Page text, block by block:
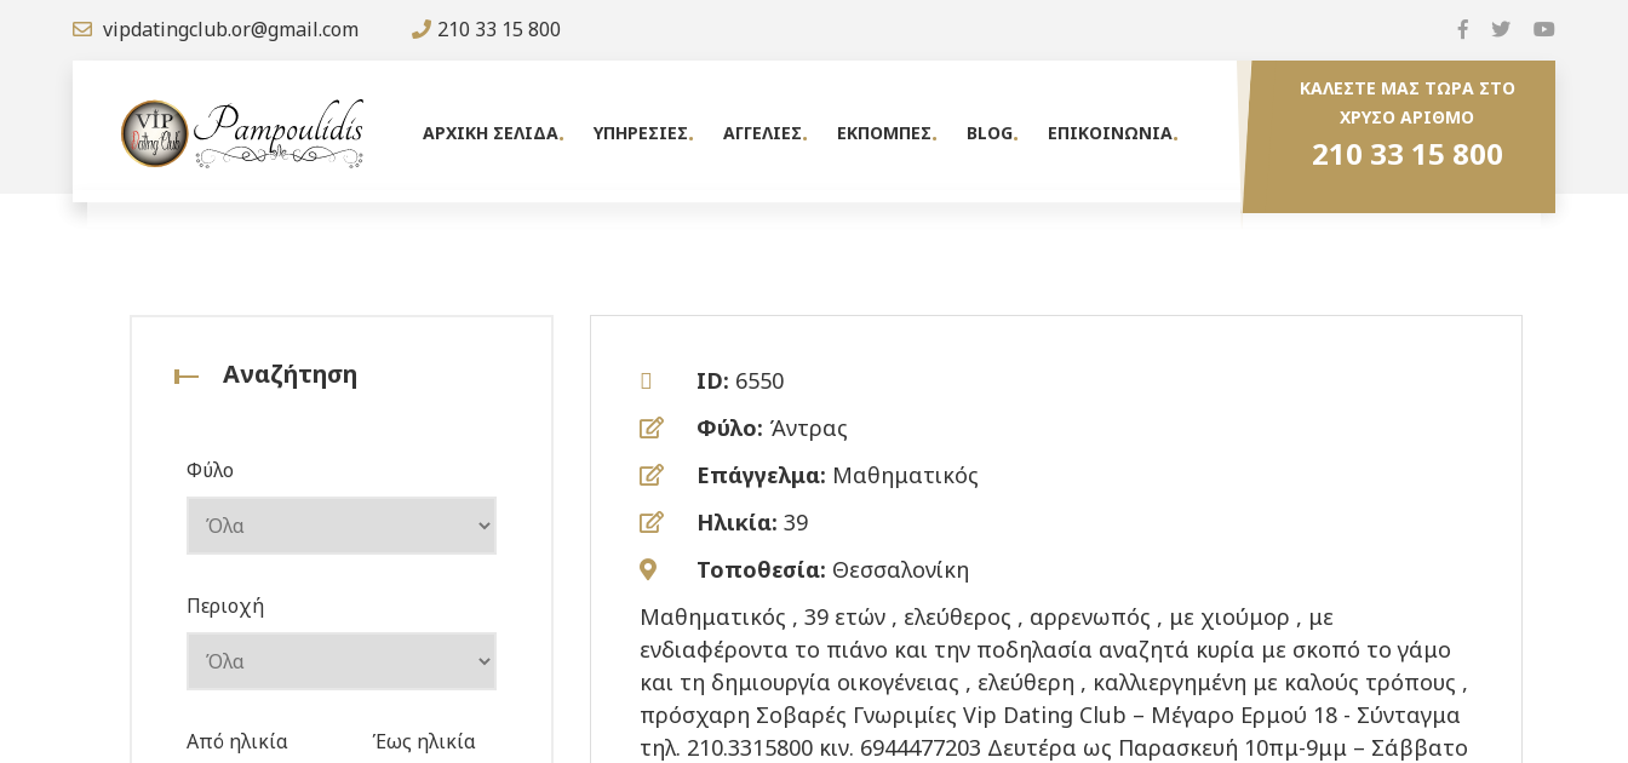
vipdatingclub.or@gmail.com 210 33 15 800
ΑΡΧΙΚΗ ΣΕΛΙΔΑ ΥΠΗΡΕΣΙΕΣ ΑΓΓΕΛΙΕΣ ΕΚΠΟΜΠΕΣ BLOG ΕΠΙΚΟΙΝΩΝΙΑ
ΚΑΛΕΣΤΕ ΜΑΣ ΤΩΡΑ ΣΤΟ
ΧΡΥΣΟ ΑΡΙΘΜΟ
210 33 15 800
Αναζήτηση
Φύλο
Περιοχή
Από ηλικία Έως ηλικία
ID: 6550
Φύλο: Άντρας
Επάγγελμα: Μαθηματικός
Ηλικία: 39
Τοποθεσία: Θεσσαλονίκη
Μαθηματικός , 39 ετών , ελεύθερος , αρρενωπός , με χιούμορ , με
ενδιαφέροντα το πιάνο και την ποδηλασία αναζητά κυρία με σκοπό το γάμο
και τη δημιουργία οικογένειας , ελεύθερη , καλλιεργημένη με καλούς τρόπους ,
πρόσχαρη Σοβαρές Γνωριμίες Vip Dating Club – Μέγαρο Ερμού 18 - Σύνταγμα
τηλ. 210.3315800 κιν. 6944477203 Δευτέρα ως Παρασκευή 10πμ-9μμ – Σάββατο